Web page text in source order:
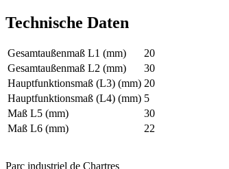
Technische Daten
Gesamtaußenmaß L1 (mm)
20
Gesamtaußenmaß L2 (mm)
30
Hauptfunktionsmaß (L3) (mm) 20
Hauptfunktionsmaß (L4) (mm) 5
Maß L5 (mm)
30
Maß L6 (mm)
22
Parc industriel de Chartres